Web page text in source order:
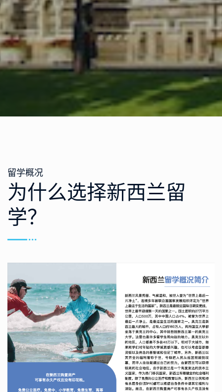
留学概况
为什么选择新西兰留
学？